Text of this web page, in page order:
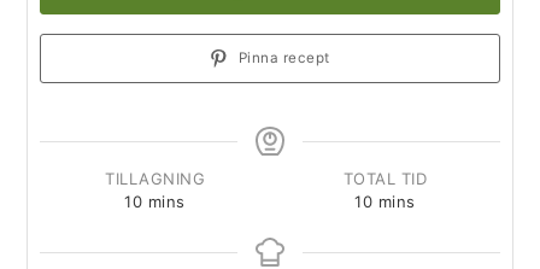
Pinna recept
TILLAGNING
10 mins
TOTAL TID
10 mins